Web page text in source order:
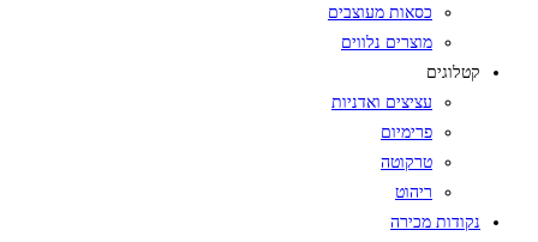
כסאות מעוצבים
מוצרים נלווים
קטלוגים
עציצים ואדניות
פרימיום
טרקוטה
ריהוט
נקודות מכירה